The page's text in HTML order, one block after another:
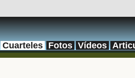
Cuarteles Fotos Vídeos